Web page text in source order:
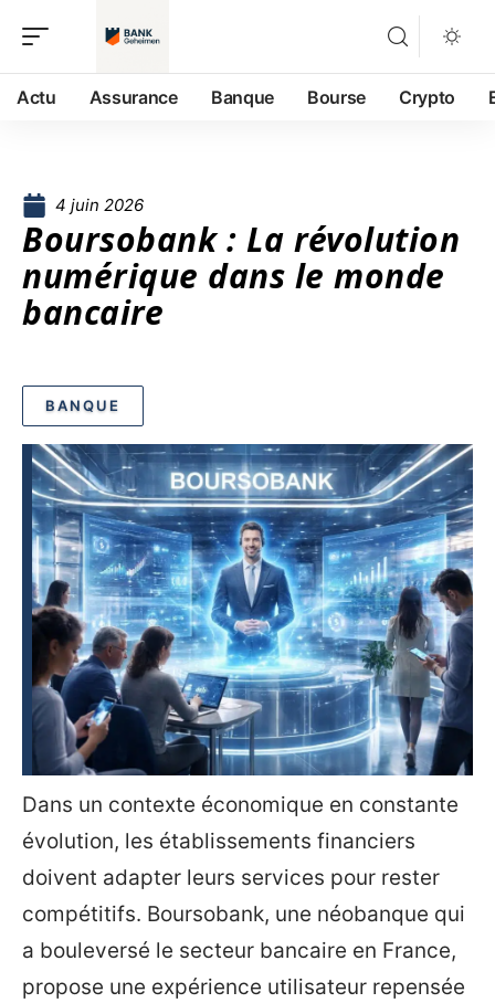
Actu Assurance Banque Bourse Crypto
4 juin 2026
Boursobank : La révolution
numérique dans le monde
bancaire
BANQUE
Dans un contexte économique en constante
évolution, les établissements financiers
doivent adapter leurs services pour rester
compétitifs. Boursobank, une néobanque qui
a bouleversé le secteur bancaire en France,
propose une expérience utilisateur repensée